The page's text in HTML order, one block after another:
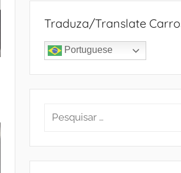
Traduza/Translate
Portuguese
Pesquisar